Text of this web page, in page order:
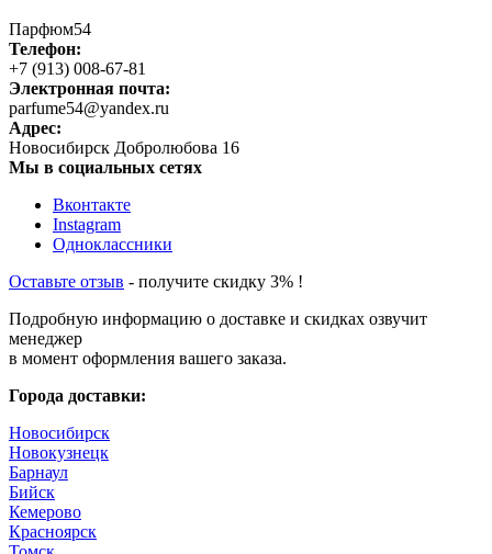
Парфюм54
Телефон:
+7 (913) 008-67-81
Электронная почта:
parfume54@yandex.ru
Адрес:
Новосибирск Добролюбова 16
Мы в социальных сетях
Вконтакте
Instagram
Одноклассники
Оставьте отзыв - получите скидку 3% !
Подробную информацию о доставке и скидках озвучит
менеджер
в момент оформления вашего заказа.
Города доставки:
Новосибирск
Новокузнецк
Барнаул
Бийск
Кемерово
Красноярск